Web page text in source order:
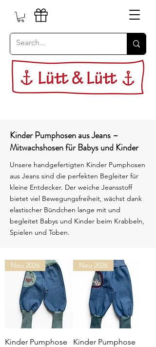
Kinder Pumphosen aus Jeans –
Mitwachshosen für Babys und Kinder
Unsere handgefertigten Kinder Pumphosen
aus Jeans sind die perfekten Begleiter für
kleine Entdecker. Der weiche Jeansstoff
bietet viel Bewegungsfreiheit, wächst dank
elastischer Bündchen lange mit und
begleitet Babys und Kinder beim Krabbeln,
Spielen und Toben.
Neu 2026
Kinder Pumphose
Neu 2026
Kinder Pumphose